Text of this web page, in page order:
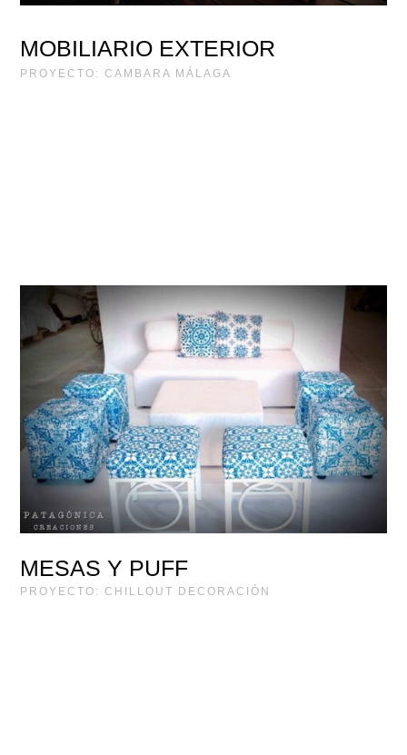
MOBILIARIO EXTERIOR
PROYECTO: CAMBARA MÁLAGA
MESAS Y PUFF
PROYECTO: CHILLOUT DECORACIÓN